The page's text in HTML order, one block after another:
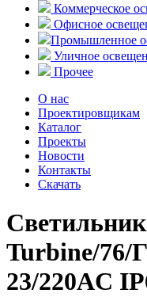
Коммерческое
Офисное
Промышленное
Уличное
Прочее
О нас
Проектировщикам
Каталог
Проекты
Новости
Контакты
Скачать
Turbine/76/
23/220AC